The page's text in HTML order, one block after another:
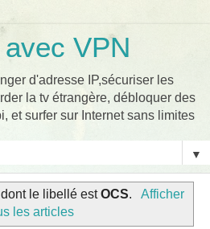
VPN
d'adresse IP,sécuriser les
la tv étrangère, débloquer des
et surfer sur Internet sans limites
▼
le libellé estOCS.
Afficher
les articles